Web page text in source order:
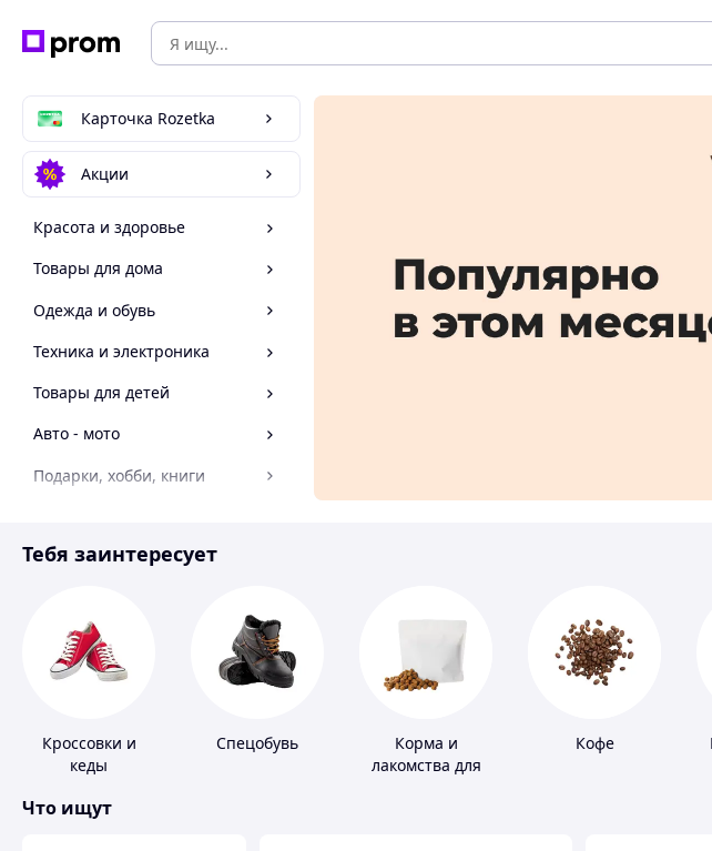
Карточка Rozetka
Акции
Красота и здоровье
Товары для дома
Одежда и обувь
Техника и электроника
Товары для детей
Авто - мото
Подарки, хобби, книги
Материалы для ремонта
Тебя заинтересует
Кроссовки и
кеды
Спецобувь
Корма и
лакомства для
Кофе
Что ищут